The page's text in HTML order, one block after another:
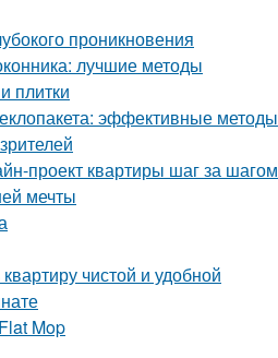
проникновения
лучшие методы
плитки
эффективные методы
проект квартиры шаг за шагом
мечты
чистой и удобной
Mop